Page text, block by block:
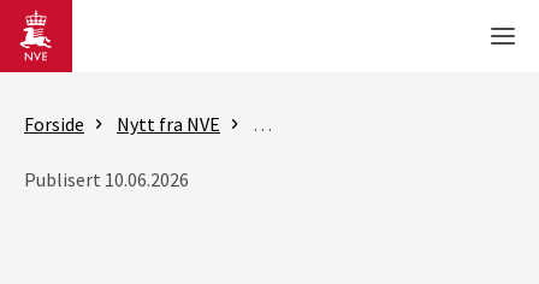
Gå til hovedinnhold
Forside Nytt fra NVE Rapporter - Kraftsituasjonen
Publisert 10.06.2026